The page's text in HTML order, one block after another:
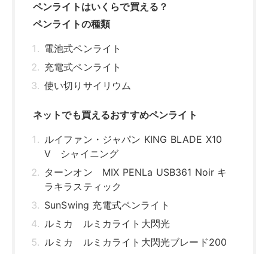
ペンライトはいくらで買える？
ペンライトの種類
電池式ペンライト
充電式ペンライト
使い切りサイリウム
ネットでも買えるおすすめペンライト
ルイファン・ジャパン KING BLADE X10
V シャイニング
ターンオン MIX PENLa USB361 Noir キ
ラキラスティック
SunSwing 充電式ペンライト
ルミカ ルミカライト大閃光
ルミカ ルミカライト大閃光ブレード200